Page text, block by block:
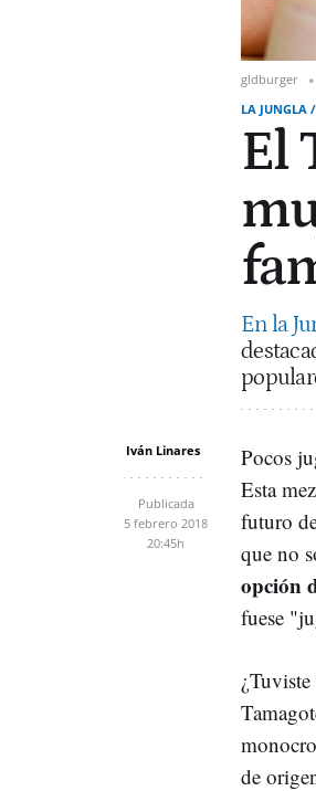
gldburger
LA JUNGLA
El
En la
Iván Linares
Publicada
5 febrero 2018
20:45h
Pocos
Esta
futuro
que no
opción
fuese
de